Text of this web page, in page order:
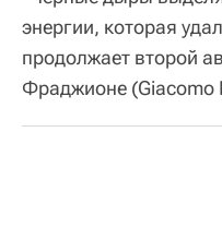
энергии, которая
продолжает второй
Фраджионе (Giacomo